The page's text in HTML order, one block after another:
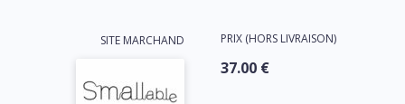
SITE MARCHAND PRIX (HORS LIVRAISON)
37.00 €